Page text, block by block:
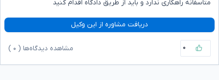
متاسفانه راهکاری ندارد و باید از طریق دادگاه اقدام کنید
دریافت مشاوره از این وکیل
۰ مشاهده دیدگاه‌ها ( ۰